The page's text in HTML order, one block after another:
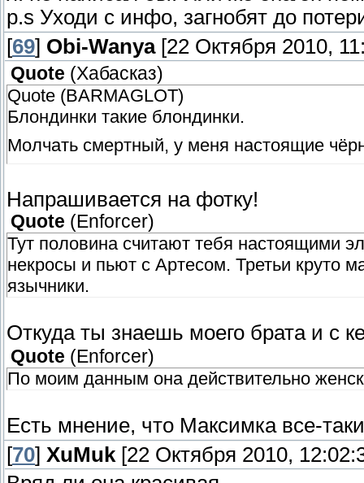
p.s Уходи с инфо, загнобят до
[69] Obi-Wanya[22 Октября 2010,
Quote (Хабасказ)
Quote (BARMAGLOT)
Блондинки такие блондинки.
Молчать смертный, у меня настоящие
Напрашивается на фотку!
Quote ( Enforcer)
Тут половина считают тебя настоящими
некросы и пьют с Артесом. Третьи круто
язычники.
Откуда ты знаешь моего брата и с
Quote (Enforcer)
По моим данным она действительно
Есть мнение, что Максимка все-
[70] XuMuk [22 Октября 2010,